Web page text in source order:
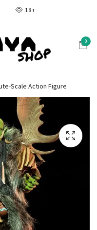
18+
0
Scale Action Figure